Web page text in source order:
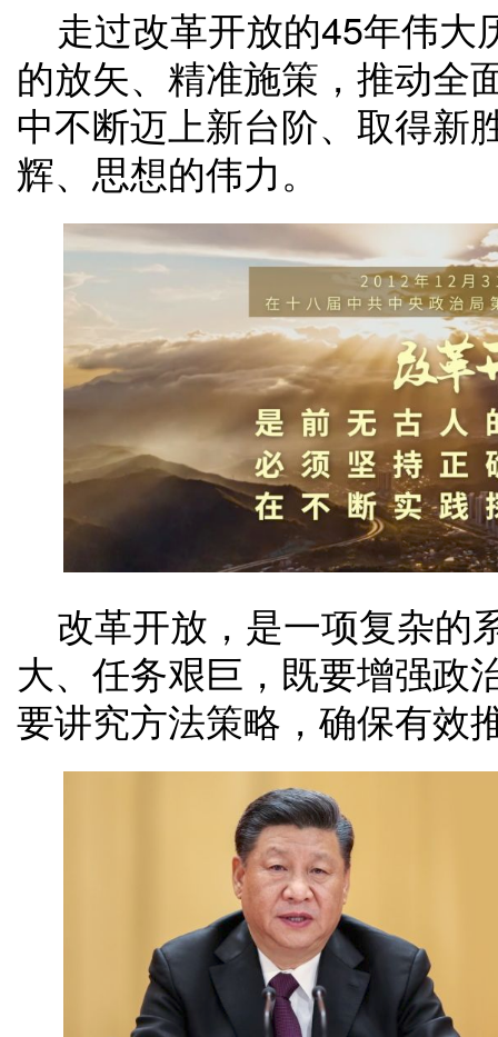
走过改革开放的45年伟
的放矢、精准施策，推动全
中不断迈上新台阶、取得新
辉、思想的伟力。
改革开放，是一项复杂的
大、任务艰巨，既要增强政
要讲究方法策略，确保有效